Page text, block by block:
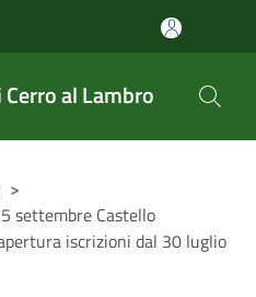
al Lambro
>
settembre Castello
iscrizioni dal 30 luglio